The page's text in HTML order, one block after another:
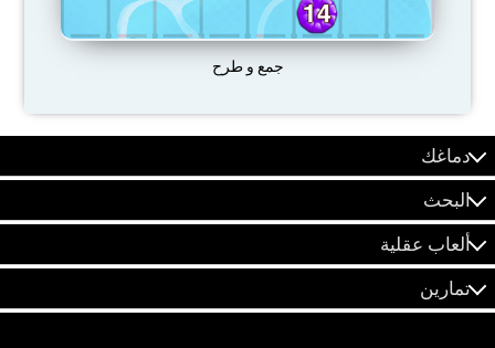
جمع و طرح
دماغك
البحث
ألعاب عقلية
تمارين